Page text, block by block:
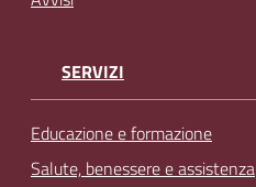
SERVIZI
Educazione e formazione
Salute, benessere e assistenza